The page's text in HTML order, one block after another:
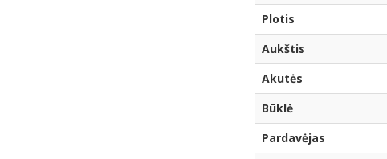
Plotis
Aukštis
Akutės
Būklė
Pardavėjas